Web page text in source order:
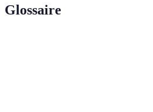
Glossaire